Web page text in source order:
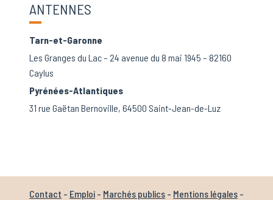
ANTENNES
Tarn-et-Garonne
Les Granges du Lac – 24 avenue du 8 mai 1945 – 82160
Caylus
Pyrénées-Atlantiques
31 rue Gaëtan Bernoville, 64500 Saint-Jean-de-Luz
Contact - Emploi - Marchés publics - Mentions légales -